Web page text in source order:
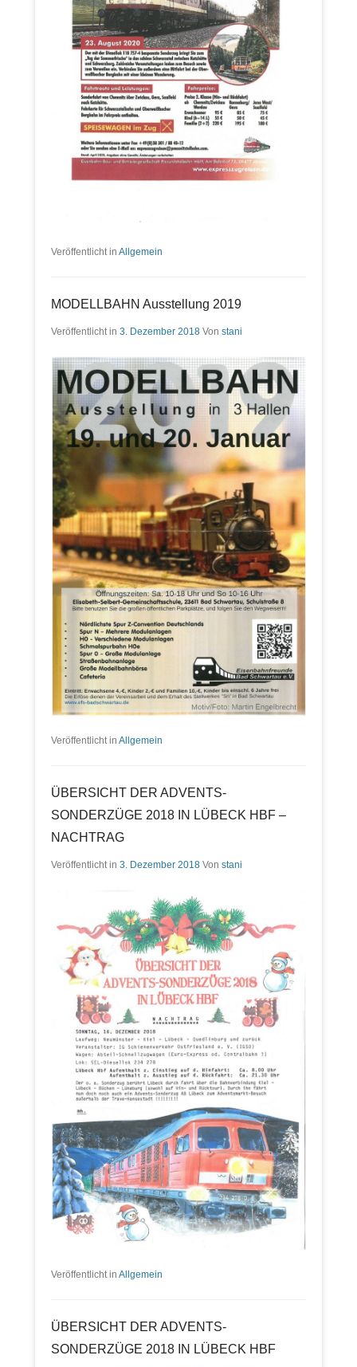
Veröffentlicht in Allgemein
MODELLBAHN Ausstellung 2019
Veröffentlicht in 3. Dezember 2018 Von stani
Veröffentlicht in Allgemein
ÜBERSICHT DER ADVENTS-
SONDERZÜGE 2018 IN LÜBECK HBF –
NACHTRAG
Veröffentlicht in 3. Dezember 2018 Von stani
Veröffentlicht in Allgemein
ÜBERSICHT DER ADVENTS-
SONDERZÜGE 2018 IN LÜBECK HBF